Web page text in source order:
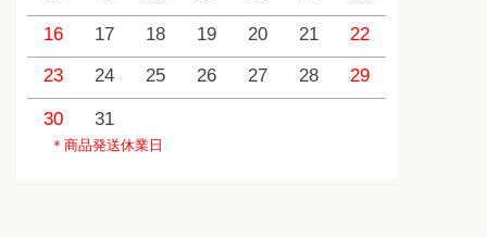
16
17 18 19 20 21
22
23
24 25 26 27 28 29
30 31
＊商品発送休業日